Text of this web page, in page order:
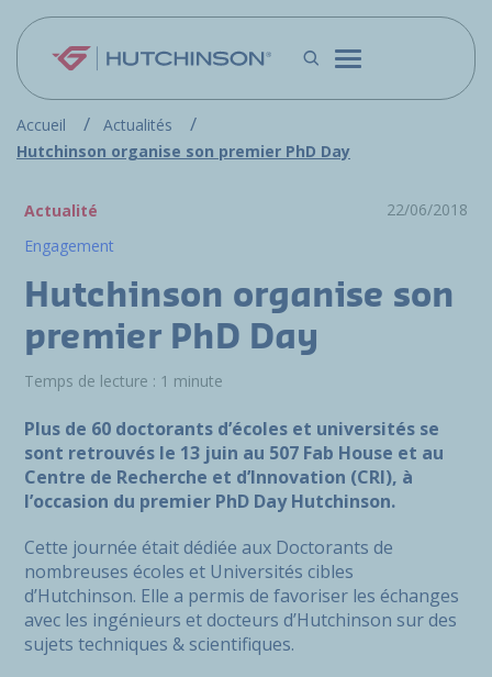
Aller au contenu principal
Accueil
Actualités
Hutchinson organise son premier PhD Day
Actualité
22/06/2018
Engagement
Hutchinson organise son
premier PhD Day
Temps de lecture : 1 minute
Plus de 60 doctorants d’écoles et universités se
sont retrouvés le 13 juin au 507 Fab House et au
Centre de Recherche et d’Innovation (CRI), à
l’occasion du premier PhD Day Hutchinson.
Cette journée était dédiée aux Doctorants de
nombreuses écoles et Universités cibles
d’Hutchinson. Elle a permis de favoriser les échanges
avec les ingénieurs et docteurs d’Hutchinson sur des
sujets techniques & scientifiques.